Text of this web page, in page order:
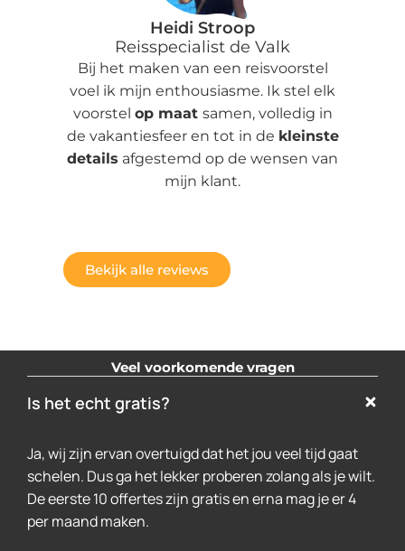
Heidi Stroop
Reisspecialist de Valk
Bij het maken van een reisvoorstel
voel ik mijn enthousiasme. Ik stel elk
voorstel op maat samen, volledig in
de vakantiesfeer en tot in de kleinste
details afgestemd op de wensen van
mijn klant.
Bekijk alle reviews
Veel voorkomende vragen
Is het echt gratis?
Ja, wij zijn ervan overtuigd dat het jou veel tijd gaat
schelen. Dus ga het lekker proberen zolang als je wilt.
De eerste 10 offertes zijn gratis en erna mag je er 4
per maand maken.